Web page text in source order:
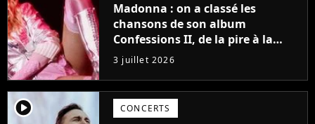
Madonna : on a classé les
chansons de son album
Confessions II, de la pire à la
meilleure
3 juillet 2026
player2 CONCERTS